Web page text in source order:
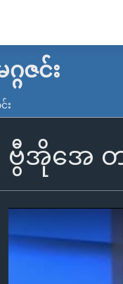
ဇင်း
း
ဗွီအိုအေ တ